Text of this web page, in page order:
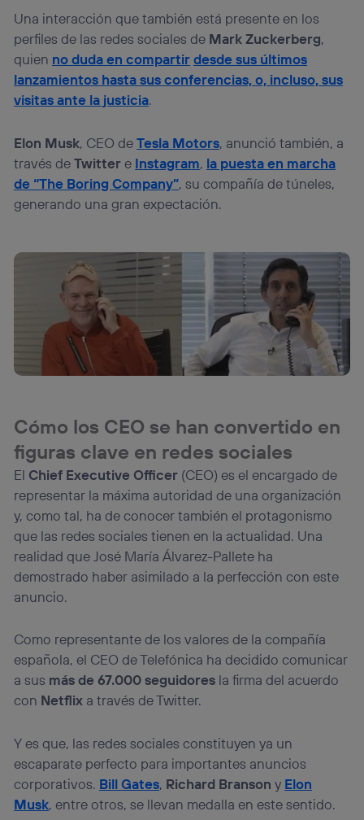
Una interacción que también está presente en los
perfiles de las redes sociales de Mark Zuckerberg,
quien no duda en compartirdesde sus últimos
lanzamientos hasta sus conferencias, o, incluso, sus
visitas ante la justicia.
Elon Musk, CEO deTesla Motors, anunció también, a
través deTwittere Instagram, la puesta en marcha
de“The Boring Company”, su compañía de túneles,
generando una gran expectación.
Cómo los CEO se han convertido en
figuras clave en redes sociales
El Chief Executive Officer (CEO) es el encargado de
representar la máxima autoridad de una organización
y, como tal, ha de conocer también el protagonismo
que las redes sociales tienen en la actualidad. Una
realidad que José María Álvarez-Pallete ha
demostrado haber asimilado a la perfección con este
anuncio.
Como representante de los valores de la compañía
española, el CEO de Telefónica ha decidido comunicar
a sus más de 67.000 seguidores la firma del acuerdo
con Netflix a través de Twitter.
Y es que, las redes sociales constituyen ya un
escaparate perfecto para importantes anuncios
corporativos. Bill Gates, Richard Branson y Elon
Musk, entre otros, se llevan medalla en este sentido.